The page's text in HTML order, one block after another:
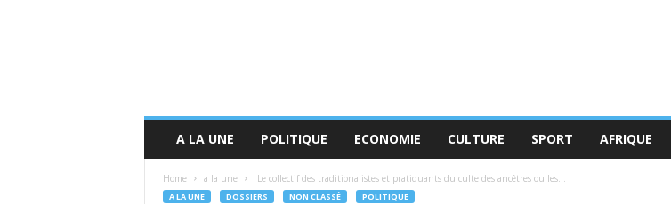
A LA UNE POLITIQUE ECONOMIE CULTURE SPORT AFRIQUE
Home a la une Le collectif des traditionalistes et pratiquants du culte des ancêtres ou les...
A LA UNE DOSSIERS NON CLASSÉ POLITIQUE